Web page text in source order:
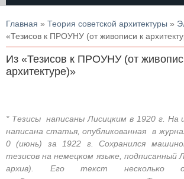
Вы здесь
Главная » Теория советской архитектуры »
«Тезисов к ПРОУНУ (от живописи к
Из «Тезисов к ПРОУНУ (от
архитектуре)»
* Тезисы написаны Лисицким в 1920 г. На
написана статья, опубликованная в
0 (июнь) за 1922 г. Сохранился
тезисов на немецком языке, подписанный
архив). Его текст несколько